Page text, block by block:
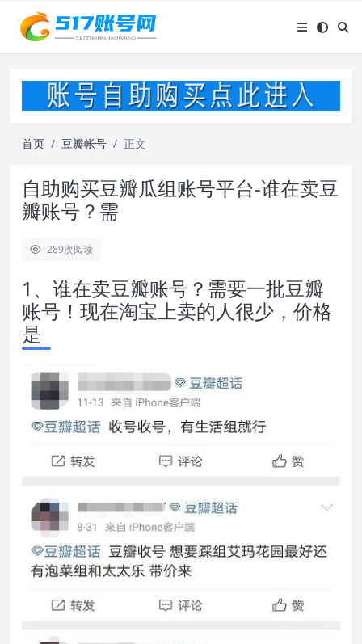
首页 豆瓣帐号 正文
自助购买豆瓣瓜组账号平台-谁在卖豆
瓣账号？需
289次阅读
1、谁在卖豆瓣账号？需要一批豆瓣
账号！现在淘宝上卖的人很少，价格
是